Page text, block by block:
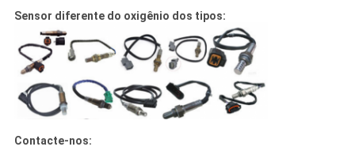
Sensor diferente do oxigênio dos tipos:
Contacte-nos: